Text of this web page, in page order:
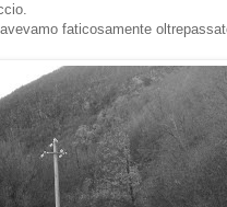
faticosamente